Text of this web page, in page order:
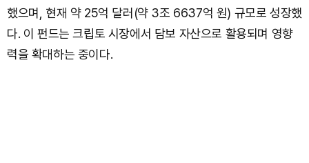
했으며, 현재 약 25억 달러(약 3조 6637억 원) 규모로 성장했
다. 이 펀드는 크립토 시장에서 담보 자산으로 활용되며 영향
력을 확대하는 중이다.